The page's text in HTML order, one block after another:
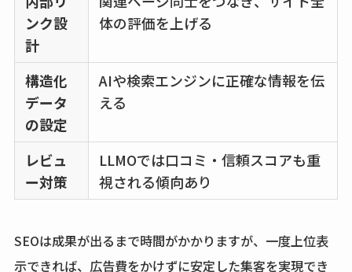
ンク設
計
体の評価を上げる
構造化
データ
の設定
AIや検索エンジンに正確な情報を伝
える
レビュ
ー対策
LLMOでは口コミ・信頼スコアも重
視される傾向あり
SEOは成果が出るまで時間がかかりますが、一度上位表
示できれば、広告費をかけずに安定した集客を実現でき